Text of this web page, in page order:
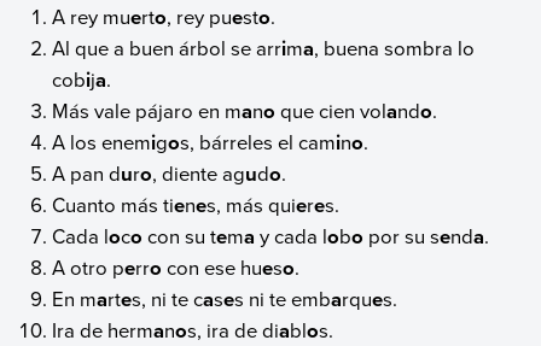
A rey muerto, rey puesto.
Al que a buen árbol se arrima, buena sombra lo
cobija.
Más vale pájaro en mano que cien volando.
A los enemigos, bárreles el camino.
A pan duro, diente agudo.
Cuanto más tienes, más quieres.
Cada loco con su tema y cada lobo por su senda.
A otro perro con ese hueso.
En martes, ni te cases ni te embarques.
Ira de hermanos, ira de diablos.